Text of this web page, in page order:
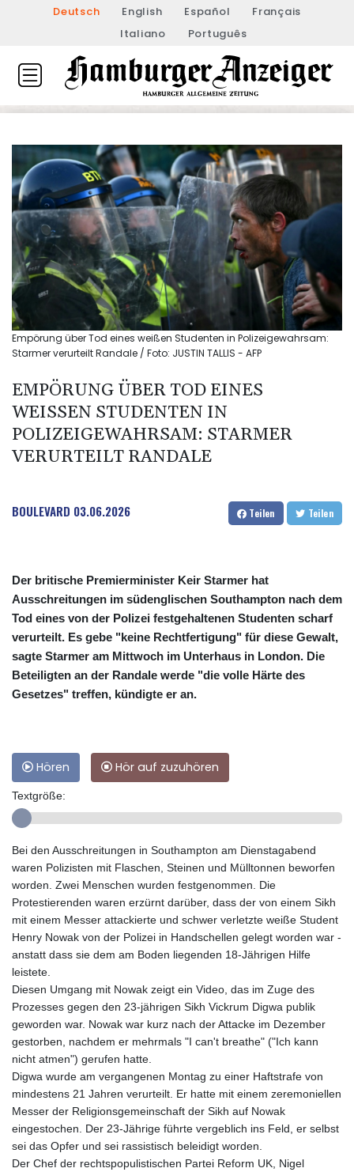
Deutsch English Español
Français
Italiano
Português
Empörung über Tod eines weißen Studenten in Polizeigewahrsam:
Starmer verurteilt Randale / Foto: JUSTIN TALLIS - AFP
EMPÖRUNG ÜBER TOD EINES
WEISSEN STUDENTEN IN P
OLIZEIGEWAHRSAM: STARMER V
ERURTEILT RANDALE
BOULEVARD 03.06.2026 Teilen Teilen
Der britische Premierminister Keir Starmer hat
Ausschreitungen im südenglischen Southampton nach dem
Tod eines von der Polizei festgehaltenen Studenten scharf
verurteilt. Es gebe "keine Rechtfertigung" für diese Gewalt,
sagte Starmer am Mittwoch im Unterhaus in London. Die
Beteiligten an der Randale werde "die volle Härte des
Gesetzes" treffen, kündigte er an.
Hören Hör auf zuzuhören
Textgröße:
Bei den Ausschreitungen in Southampton am Dienstagabend
waren Polizisten mit Flaschen, Steinen und Mülltonnen beworfen
worden. Zwei Menschen wurden festgenommen. Die
Protestierenden waren erzürnt darüber, dass der von einem Sikh
mit einem Messer attackierte und schwer verletzte weiße Student
Henry Nowak von der Polizei in Handschellen gelegt worden war -
anstatt dass sie dem am Boden liegenden 18-Jährigen Hilfe
leistete.
Diesen Umgang mit Nowak zeigt ein Video, das im Zuge des
Prozesses gegen den 23-jährigen Sikh Vickrum Digwa publik
geworden war. Nowak war kurz nach der Attacke im Dezember
gestorben, nachdem er mehrmals "I can't breathe" ("Ich kann
nicht atmen") gerufen hatte.
Digwa wurde am vergangenen Montag zu einer Haftstrafe von
mindestens 21 Jahren verurteilt. Er hatte mit einem zeremoniellen
Messer der Religionsgemeinschaft der Sikh auf Nowak
eingestochen. Der 23-Jährige führte vergeblich ins Feld, er selbst
sei das Opfer und sei rassistisch beleidigt worden.
Der Chef der rechtspopulistischen Partei Reform UK, Nigel